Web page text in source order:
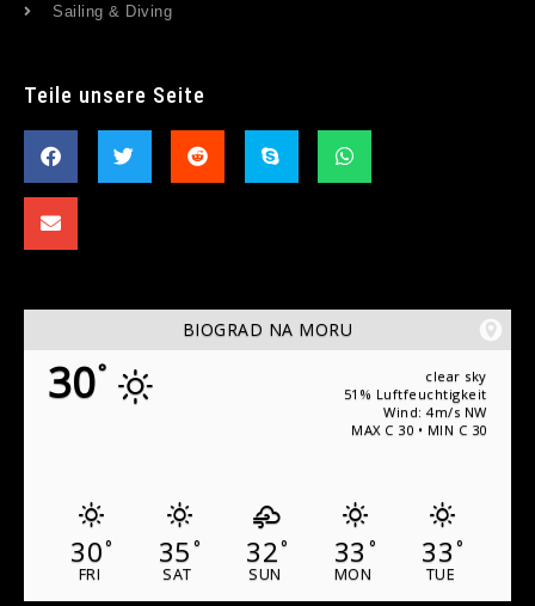
Sailing & Diving
Teile unsere Seite
BIOGRAD NA MORU
30°
clear sky
51% Luftfeuchtigkeit
Wind: 4m/s NW
MAX C 30 • MIN C 30
30°
FRI
35 °
SAT
32°
SUN
33 °
MON
33 °
TUE